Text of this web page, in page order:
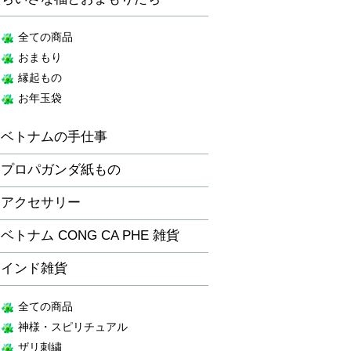
全ての商品
おまもり
縁起もの
お年玉袋
ベトナムの手仕事
プロパガンダ紙もの
アクセサリー
ベトナム CONG CA PHE 雑貨
インド雑貨
全ての商品
神様・スピリチュアル
ザリ刺繍